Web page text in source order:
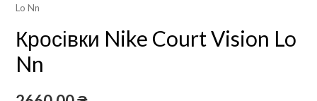
Lo Nn
Кросівки Nike Court Vision Lo
Nn